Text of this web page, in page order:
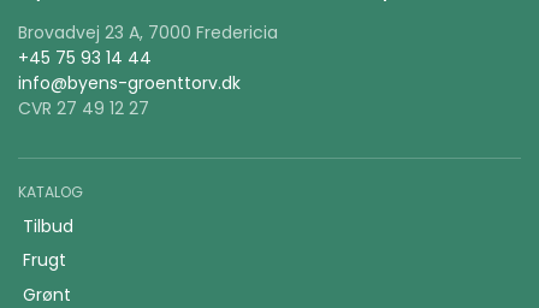
Brovadvej 23 A, 7000 Fredericia
+45 75 93 14 44
info@byens-groenttorv.dk
CVR 27 49 12 27
KATALOG
Tilbud
Frugt
Grønt